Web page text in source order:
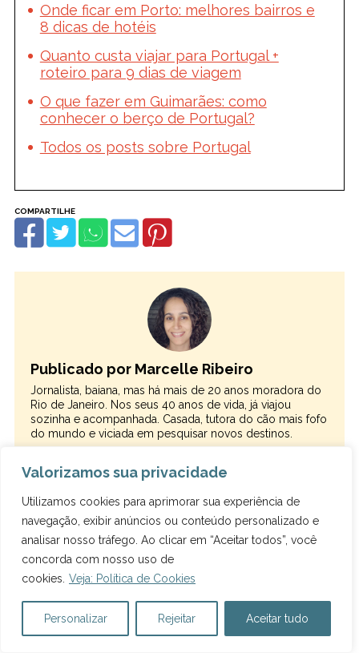
Valorizamos sua privacidade
Utilizamos cookies para aprimorar sua experiência de
navegação, exibir anúncios ou conteúdo personalizado e
analisar nosso tráfego. Ao clicar em “Aceitar todos”, você
concorda com nosso uso de
cookies. Veja: Política de Cookies
Personalizar Rejeitar Aceitar tudo
Onde ficar em Porto: melhores bairros e
8 dicas de hotéis
Quanto custa viajar para Portugal +
roteiro para 9 dias de viagem
O que fazer em Guimarães: como
conhecer o berço de Portugal?
Todos os posts sobre Portugal
Publicado por Marcelle Ribeiro
Jornalista, baiana, mas há mais de 20 anos moradora do
Rio de Janeiro. Nos seus 40 anos de vida, já viajou
sozinha e acompanhada. Casada, tutora do cão mais fofo
do mundo e viciada em pesquisar novos destinos.
Comentários
Wilson da silva feitosa filho